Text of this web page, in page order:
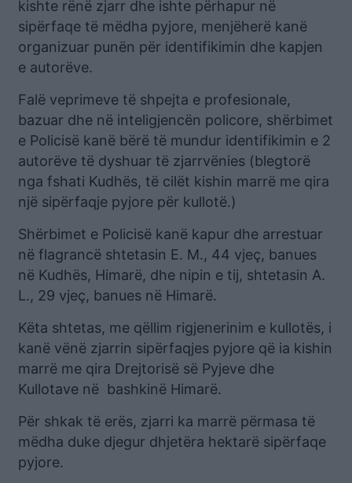
kishte rënë zjarr dhe ishte përhapur në
sipërfaqe të mëdha pyjore, menjëherë kanë
organizuar punën për identifikimin dhe kapjen
e autorëve.
Falë veprimeve të shpejta e profesionale,
bazuar dhe në inteligjencën policore, shërbimet
e Policisë kanë bërë të mundur identifikimin e 2
autorëve të dyshuar të zjarrvënies (blegtorë
nga fshati Kudhës, të cilët kishin marrë me qira
një sipërfaqje pyjore për kullotë.)
Shërbimet e Policisë kanë kapur dhe arrestuar
në flagrancë shtetasin E. M., 44 vjeç, banues
në Kudhës, Himarë, dhe nipin e tij, shtetasin A.
L., 29 vjeç, banues në Himarë.
Këta shtetas, me qëllim rigjenerinim e kullotës, i
kanë vënë zjarrin sipërfaqjes pyjore që ia kishin
marrë me qira Drejtorisë së Pyjeve dhe
Kullotave në bashkinë Himarë.
Për shkak të erës, zjarri ka marrë përmasa të
mëdha duke djegur dhjetëra hektarë sipërfaqe
pyjore.